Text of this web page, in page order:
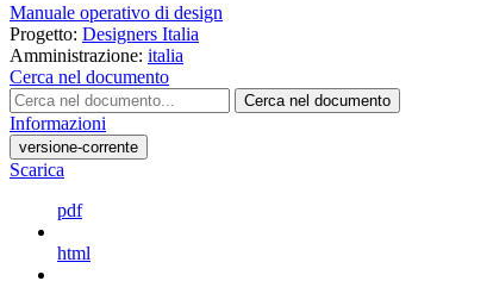
Manuale operativo di design
Progetto: Designers Italia
Amministrazione: italia
Cerca nel documento
Cerca nel documento
Informazioni
versione-corrente
Scarica
pdf
html